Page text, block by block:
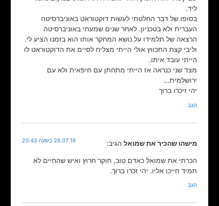
ליד.
בסופו של דבר החלטתי לעשות דוקטוראט באוניברסיטה
העברית ולא בטכניון. לאחר שנים שמעתי באוניברסיטה
הרצאה של תלמידו על נושא המחקר אותו הוא בזמנו הציע לי.
וליבי קצת התכווץ אולי הייתי מצליח לסיים את הדוקטוראט לו
הייתי עובד איתו.
מצד שני כנראה אז הייתי מתחתן עם חיפאית ולא עם
ירושלמית…
יהי זיכרו ברוך
הגב
מישהו שהכיר את שמואל הגיב: 26.07.19 בשעה 20:43
הכרתי את שמואל כאדם טוב, חוקר חרוץ ואיש שהחיים לא
תמיד חייכו אליו. יהי זכרו ברוך.
הגב